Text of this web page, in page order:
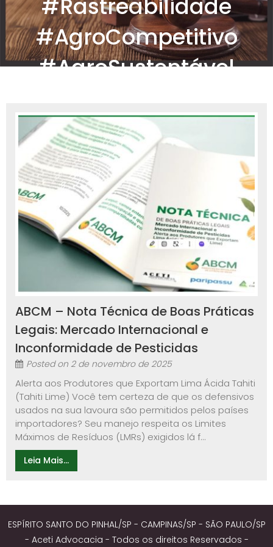
#Rastreabilidade
#AgroCompetitivo
#AgroSustentável
ABCM – Nota Técnica de Boas Práticas
Legais: Mercado Internacional e
Inconformidade de Pesticidas
Posted on 2 de novembro de 2025
Alerta aos Produtores que Exportam Lima Ácida Tahiti
(Tahiti Lime) Você tem certeza de que os defensivos
usados na sua lavoura são permitidos pelos países
importadores? Seu manejo respeita os Limites
Máximos de Resíduos (LMRs) exigidos lá f...
Leia Mais...
ESPÍRITO SANTO DO PINHAL/SP - CAMPINAS/SP - SÃO PAULO/SP
- Aceti Advocacia - Todos os direitos Reservados -